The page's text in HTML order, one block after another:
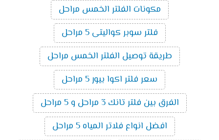
مكونات الفلتر الخمس مراحل
فلتر سوبر كواليتى 5 مراحل
طريقة توصيل الفلتر الخمس مراحل
سعر فلتر اكوا بيور 5 مراحل
الفرق بين فلتر تانك 3 مراحل و 5 مراحل
افضل انواع فلاتر المياه 5 مراحل